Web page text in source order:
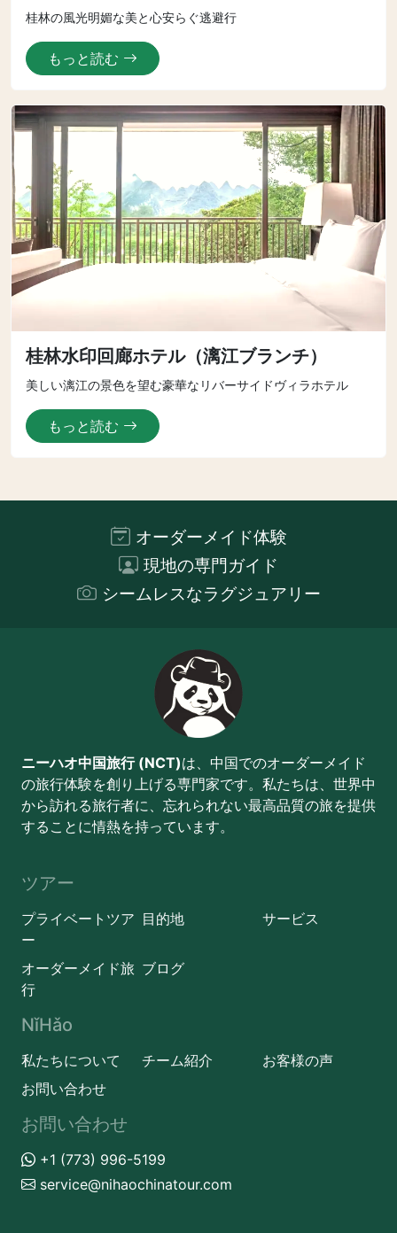
桂林の風光明媚な美と心安らぐ逃避行
もっと読む
桂林水印回廊ホテル（漓江ブランチ）
美しい漓江の景色を望む豪華なリバーサイドヴィラホテル
もっと読む
オーダーメイド体験
現地の専門ガイド
シームレスなラグジュアリー
ニーハオ中国旅行 (NCT)は、中国でのオーダーメイド
の旅行体験を創り上げる専門家です。私たちは、世界中
から訪れる旅行者に、忘れられない最高品質の旅を提供
することに情熱を持っています。
ツアー
プライベートツア
ー
目的地 サービス
オーダーメイド旅
行
ブログ
NǐHǎo
私たちについて チーム紹介
お客様の声
お問い合わせ
お問い合わせ
+1 (773) 996-5199
service@nihaochinatour.com